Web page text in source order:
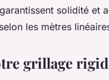
solidité et
les mètres
grillage